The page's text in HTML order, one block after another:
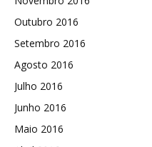
Outubro 2016
Setembro 2016
Agosto 2016
Julho 2016
Junho 2016
Maio 2016